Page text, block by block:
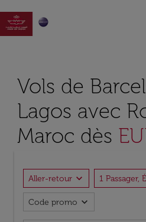

Vols de
Lagos avec
Maroc dès
Aller-retour expand_more 1 Passager,
Code promo expand_more